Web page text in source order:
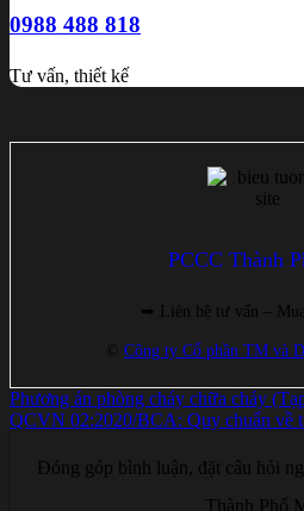
0988 488 818
Tư vấn, thiết kế
PCCC Thành
➥ Liên hệ tư vấn –
Công ty Cổ phần TM và
Phương án phòng cháy chữa cháy
QCVN 02:2020/BCA: Quy chuẩn về
Đóng góp bình luận, đặt câu hỏi
Thành Phố